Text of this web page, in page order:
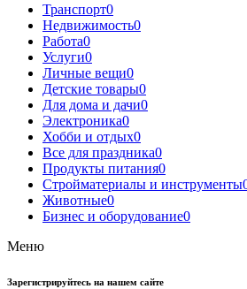
Транспорт0
Недвижимость0
Работа0
Услуги0
Личные вещи0
Детские товары0
Для дома и дачи0
Электроника0
Хобби и отдых0
Все для праздника0
Продукты питания0
Стройматериалы и инструменты
Животные0
Бизнес и оборудование0
Меню
Зарегистрируйтесь на нашем сайте